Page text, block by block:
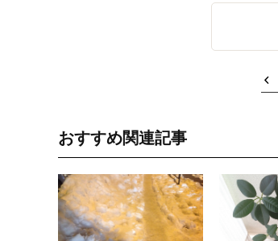
おすすめ関連記事